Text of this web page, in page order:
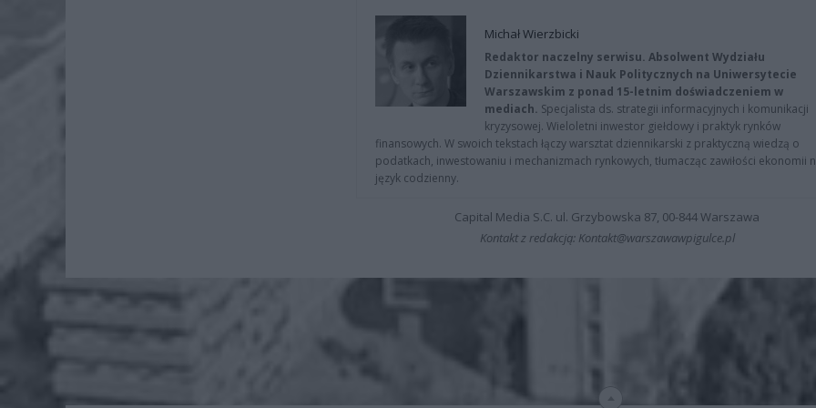
Michał Wierzbicki
Redaktor naczelny serwisu. Absolwent Wydziału
Dziennikarstwa i Nauk Politycznych na Uniwersytecie
Warszawskim z ponad 15-letnim doświadczeniem w
mediach. Specjalista ds. strategii informacyjnych i komunikacji
kryzysowej. Wieloletni inwestor giełdowy i praktyk rynków
finansowych. W swoich tekstach łączy warsztat dziennikarski z praktyczną wiedzą o
podatkach, inwestowaniu i mechanizmach rynkowych, tłumacząc zawiłości ekonomii
język codzienny.
Capital Media S.C. ul. Grzybowska 87, 00-844 Warszawa
Kontakt z redakcją: Kontakt@warszawawpigulce.pl